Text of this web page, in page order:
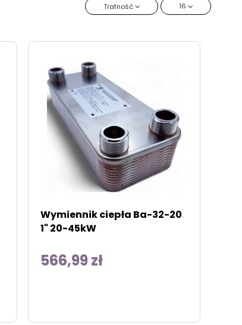
Trafność 16
Wymiennik ciepła Ba-32-20
1" 20-45kW
566,99 zł